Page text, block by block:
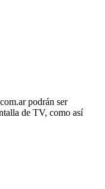
podrán ser
de TV, como así